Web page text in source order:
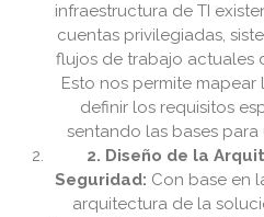
infraestructura de TI
cuentas privilegiadas,
flujos de trabajo actuales
Esto nos permite
definir los requisitos
sentando las bases
2. Diseño de la
Seguridad: Con base en
arquitectura de la